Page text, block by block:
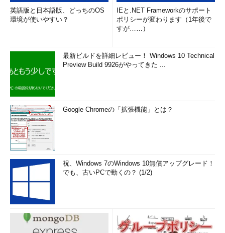
英語版と日本語版、どっちのOS
環境が使いやすい？
IEと.NET Frameworkのサポート
ポリシーが変わります（1年後で
すが……）
最新ビルドを詳細レビュー！ Windows 10 Technical
Preview Build 9926がやってきた ...
Google Chromeの「拡張機能」とは？
祝、Windows 7のWindows 10無償アップグレード！
でも、古いPCで動くの？ (1/2)